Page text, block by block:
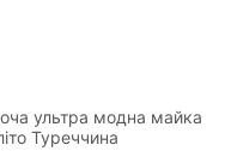
ультра модна майка
Туреччина